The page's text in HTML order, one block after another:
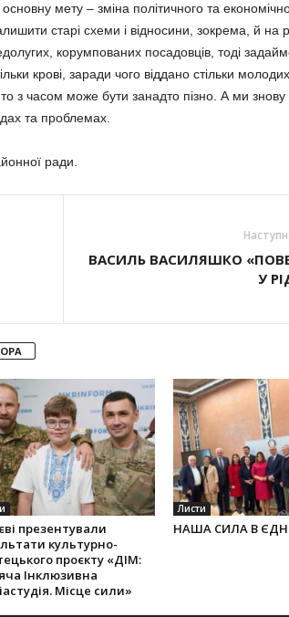
мету – зміна політичного та
старі схеми і відносини, зокрема, й на
корумпованих посадовців, тоді
крові, заради чого віддано стільки
з часом може бути занадто пізно. А ми знову
та проблемах.
ради.
ВАСИЛЬ ВАСИЛЯШКО
У
презентували
культурно-
проєкту «ДІМ:
Інклюзивна
Місце сили»
Листи
НАША СИЛА В